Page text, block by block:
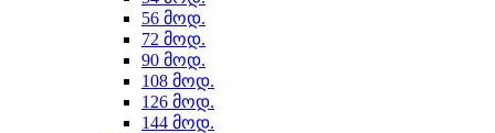
56 მოდ.
72 მოდ.
90 მოდ.
108 მოდ.
126 მოდ.
144 მოდ.